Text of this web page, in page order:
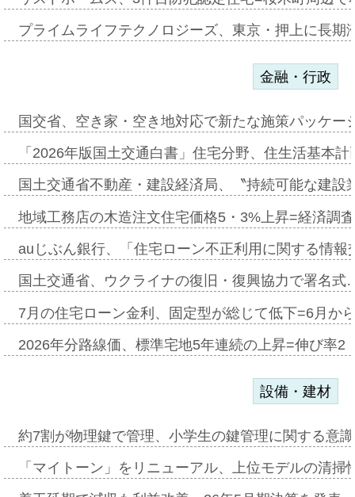
プライムライフテクノロジーズ、東京・押上に長
金融・行政
国交省、空き家・空き地対応で新たな施策パッケ
「2026年版国土交通白書」住宅分野、住生活基本
国土交通省不動産・建設経済局、〝持続可能な建
地域工務店の木造注文住宅価格5・3%上昇=経済調
auじぶん銀行、「住宅ローン不正利用に関する情
国土交通省、ウクライナの復旧・復興協力で署名
7月の住宅ローン金利、固定型が総じて低下=6月か
2026年分路線価、標準宅地5年連続の上昇=伸び率
設備・建材
約7割が物理鍵で管理、小学生の鍵管理に関する意
「マイトーン」をリニューアル、上位モデルの清